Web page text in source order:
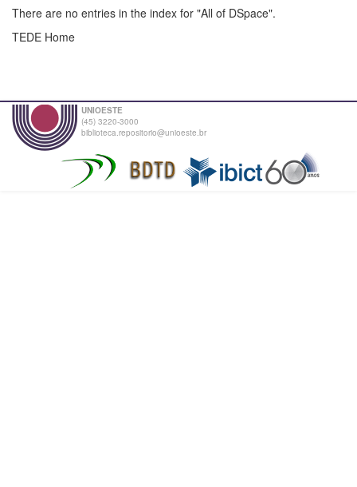
There are no entries in the index for "All of DSpace".
TEDE Home
UNIOESTE
(45) 3220-3000
biblioteca.repositorio@unioeste.br